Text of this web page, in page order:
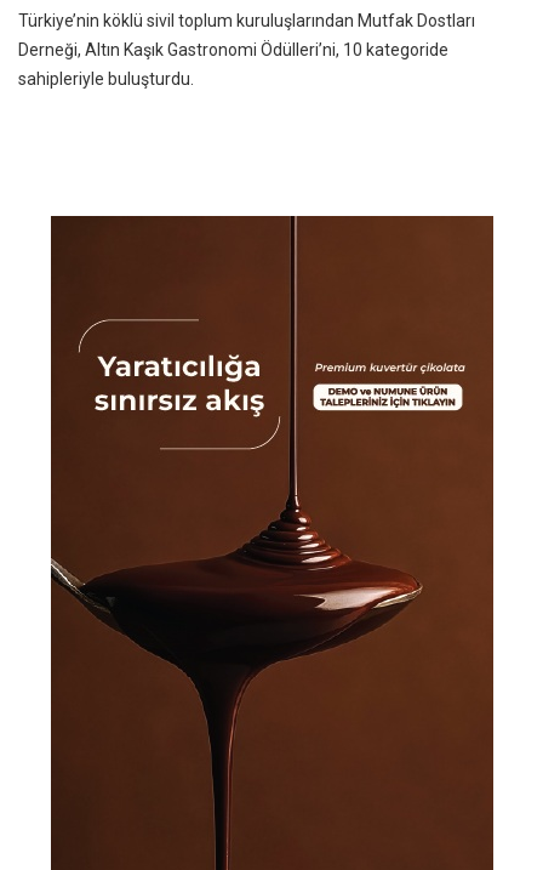
Türkiye’nin köklü sivil toplum kuruluşlarından Mutfak Dostları
Derneği, Altın Kaşık Gastronomi Ödülleri’ni, 10 kategoride
sahipleriyle buluşturdu.